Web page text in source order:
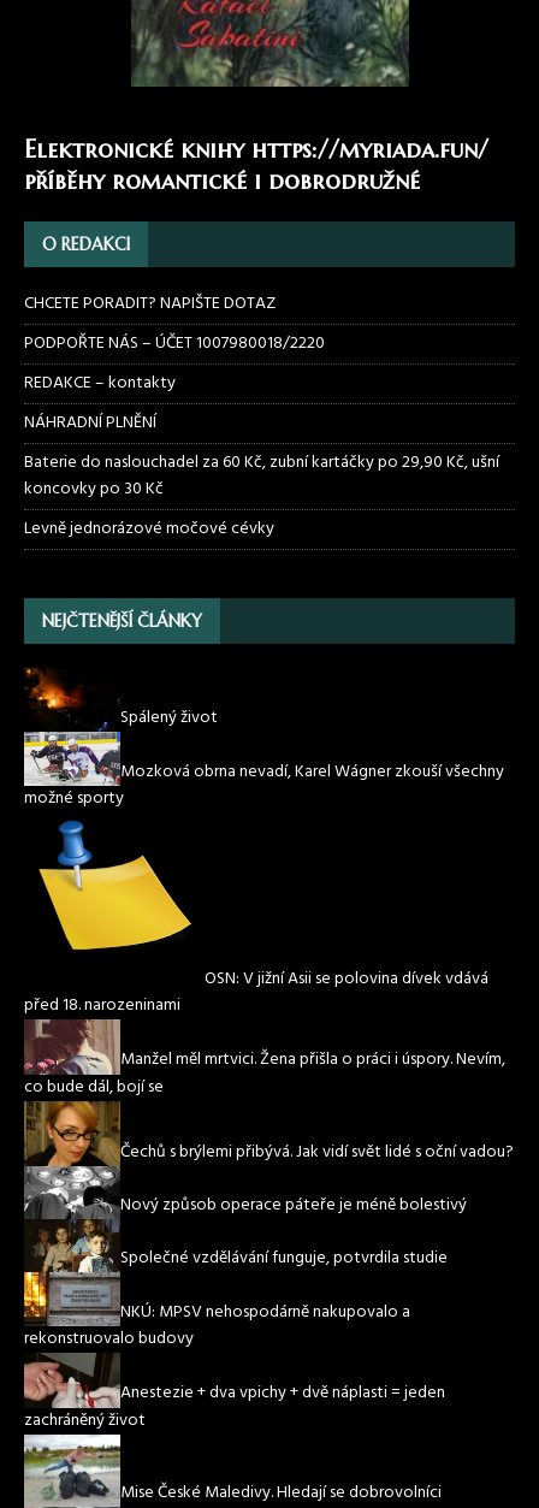
Elektronické knihy https://myriada.fun/
příběhy romantické i dobrodružné
O REDAKCI
CHCETE PORADIT? NAPIŠTE DOTAZ
PODPOŘTE NÁS – ÚČET 1007980018/2220
REDAKCE – kontakty
NÁHRADNÍ PLNĚNÍ
Baterie do naslouchadel za 60 Kč, zubní kartáčky po 29,90 Kč, ušní
koncovky po 30 Kč
Levně jednorázové močové cévky
NEJČTENĚJŠÍ ČLÁNKY
Spálený život
Mozková obrna nevadí, Karel Wágner zkouší všechny
možné sporty
OSN: V jižní Asii se polovina dívek vdává
před 18. narozeninami
Manžel měl mrtvici. Žena přišla o práci i úspory. Nevím,
co bude dál, bojí se
Čechů s brýlemi přibývá. Jak vidí svět lidé s oční vadou?
Nový způsob operace páteře je méně bolestivý
Společné vzdělávání funguje, potvrdila studie
NKÚ: MPSV nehospodárně nakupovalo a
rekonstruovalo budovy
Anestezie + dva vpichy + dvě náplasti = jeden
zachráněný život
Mise České Maledivy. Hledají se dobrovolníci